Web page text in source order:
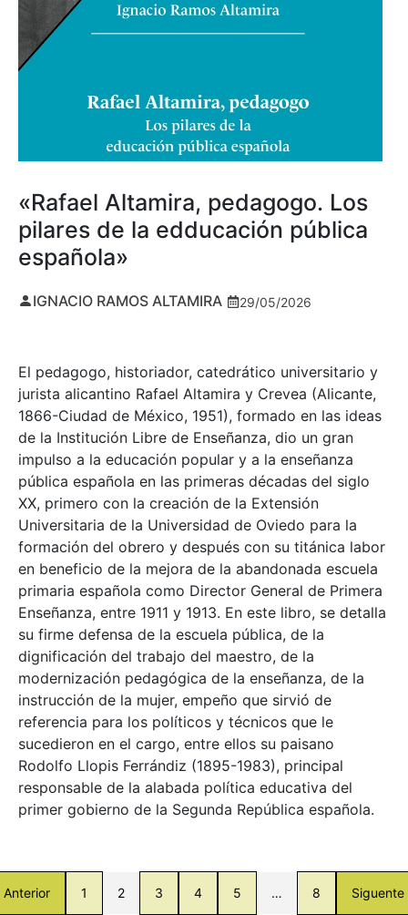
«Rafael Altamira, pedagogo. Los
pilares de la edducación pública
española»
IGNACIO RAMOS ALTAMIRA 29/05/2026
El pedagogo, historiador, catedrático universitario y
jurista alicantino Rafael Altamira y Crevea (Alicante,
1866-Ciudad de México, 1951), formado en las ideas
de la Institución Libre de Enseñanza, dio un gran
impulso a la educación popular y a la enseñanza
pública española en las primeras décadas del siglo
XX, primero con la creación de la Extensión
Universitaria de la Universidad de Oviedo para la
formación del obrero y después con su titánica labor
en beneficio de la mejora de la abandonada escuela
primaria española como Director General de Primera
Enseñanza, entre 1911 y 1913. En este libro, se detalla
su firme defensa de la escuela pública, de la
dignificación del trabajo del maestro, de la
modernización pedagógica de la enseñanza, de la
instrucción de la mujer, empeño que sirvió de
referencia para los políticos y técnicos que le
sucedieron en el cargo, entre ellos su paisano
Rodolfo Llopis Ferrándiz (1895-1983), principal
responsable de la alabada política educativa del
primer gobierno de la Segunda República española.
Anterior 1 2 3 4 5 … 8 Siguente